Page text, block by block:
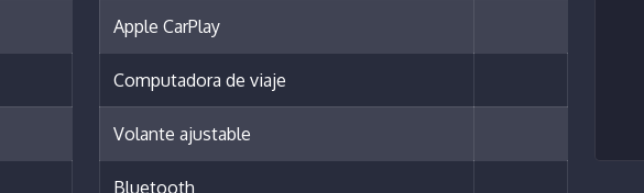
Apple CarPlay
Computadora de viaje
Volante ajustable
Bluetooth